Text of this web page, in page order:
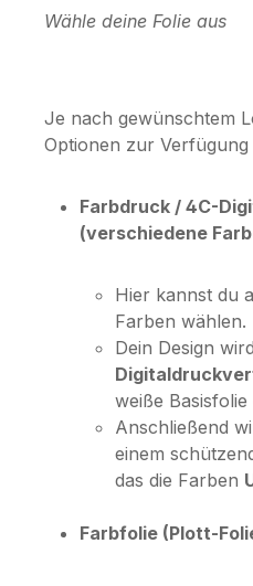
Wähle deine Folie aus
Je nach gewünschtem
Optionen zur Verfügung
Farbdruck / 4C-
(verschiedene
Hier kannst du
Farben wählen.
Dein Design
weiße
Anschließend
einem
das die Farben
Farbfolie (Plott-